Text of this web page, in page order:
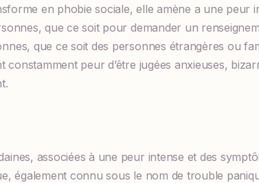
en phobie sociale, elle amène a une peur
que ce soit pour demander un
que ce soit des personnes étrangères ou
constamment peur d’être jugées anxieuses,
associées à une peur intense et des
également connu sous le nom de trouble